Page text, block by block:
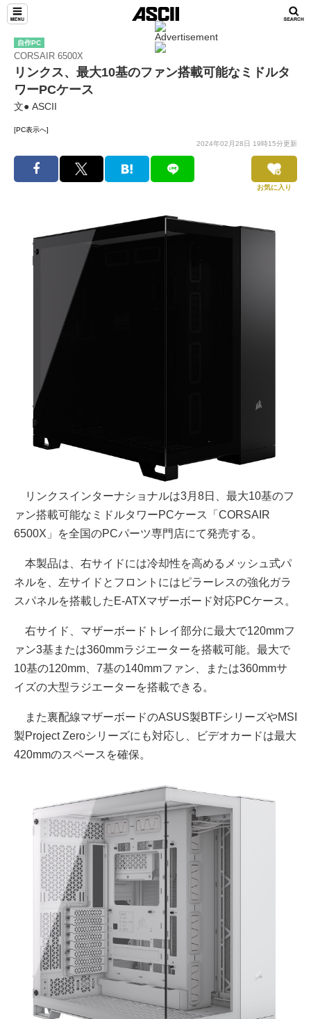
自作PC
CORSAIR 6500X
リンクス、最大10基のファン搭載可能なミドルタ
ワーPCケース
文● ASCII
[PC表示へ]
2024年02月28日 19時15分更新
お気に入り
リンクスインターナショナルは3月8日、最大10基のフ
ァン搭載可能なミドルタワーPCケース「CORSAIR
6500X」を全国のPCパーツ専門店にて発売する。
本製品は、右サイドには冷却性を高めるメッシュ式パ
ネルを、左サイドとフロントにはピラーレスの強化ガラ
スパネルを搭載したE-ATXマザーボード対応PCケース。
右サイド、マザーボードトレイ部分に最大で120mmフ
ァン3基または360mmラジエーターを搭載可能。最大で
10基の120mm、7基の140mmファン、または360mmサ
イズの大型ラジエーターを搭載できる。
また裏配線マザーボードのASUS製BTFシリーズやMSI
製Project Zeroシリーズにも対応し、ビデオカードは最大
420mmのスペースを確保。